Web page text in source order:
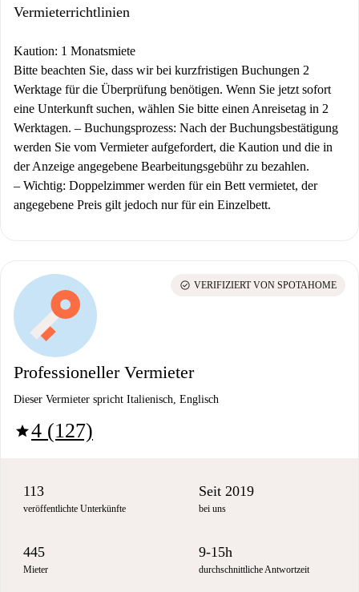
Vermieterrichtlinien
Kaution: 1 Monatsmiete
Bitte beachten Sie, dass wir bei kurzfristigen Buchungen 2
Werktage für die Überprüfung benötigen. Wenn Sie jetzt sofort
eine Unterkunft suchen, wählen Sie bitte einen Anreisetag in 2
Werktagen. – Buchungsprozess: Nach der Buchungsbestätigung
werden Sie vom Vermieter aufgefordert, die Kaution und die in
der Anzeige angegebene Bearbeitungsgebühr zu bezahlen.
– Wichtig: Doppelzimmer werden für ein Bett vermietet, der
angegebene Preis gilt jedoch nur für ein Einzelbett.
Professioneller Vermieter
Dieser Vermieter spricht Italienisch, Englisch
star4 (127)
check_circle VERIFIZIERT VON SPOTAHOME
113
veröffentlichte Unterkünfte
Seit 2019
bei uns
445
Mieter
9-15h
durchschnittliche Antwortzeit